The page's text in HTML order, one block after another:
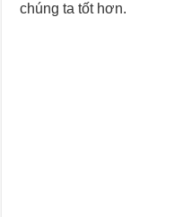
chúng ta tốt hơn.